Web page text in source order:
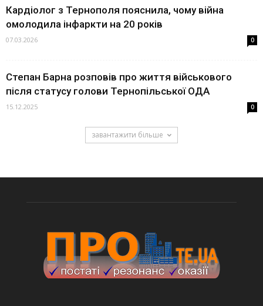
Кардіолог з Тернополя пояснила, чому війна
омолодила інфаркти на 20 років
07.03.2026 0
Степан Барна розповів про життя військового
після статусу голови Тернопільської ОДА
15.12.2025 0
завантажити більше